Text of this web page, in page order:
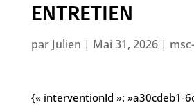
ENTRETIEN
par Julien | Mai 31, 2026|
{« interventionId »: »a30cdeb1-